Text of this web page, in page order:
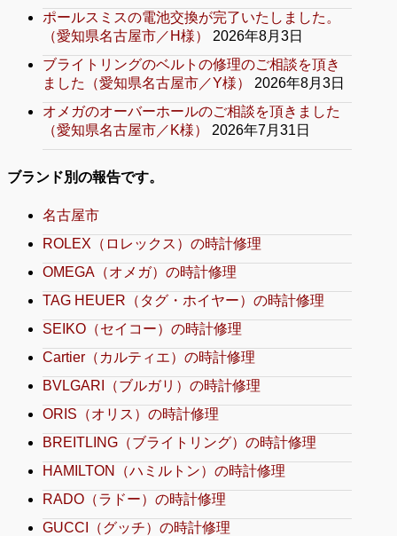
ポールスミスの電池交換が完了いたしました。
（愛知県名古屋市／H様）
2026年8月3日
ブライトリングのベルトの修理のご相談を頂き
ました（愛知県名古屋市／Y様）
2026年8月3日
オメガのオーバーホールのご相談を頂きました
（愛知県名古屋市／K様）
2026年7月31日
ブランド別の報告です。
名古屋市
ROLEX（ロレックス）の時計修理
OMEGA（オメガ）の時計修理
TAG HEUER（タグ・ホイヤー）の時計修理
SEIKO（セイコー）の時計修理
Cartier（カルティエ）の時計修理
BVLGARI（ブルガリ）の時計修理
ORIS（オリス）の時計修理
BREITLING（ブライトリング）の時計修理
HAMILTON（ハミルトン）の時計修理
RADO（ラドー）の時計修理
GUCCI（グッチ）の時計修理